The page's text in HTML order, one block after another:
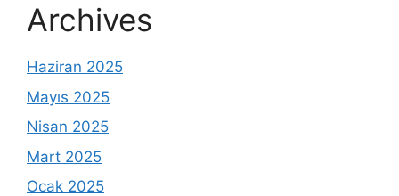
Archives
Haziran 2025
Mayıs 2025
Nisan 2025
Mart 2025
Ocak 2025